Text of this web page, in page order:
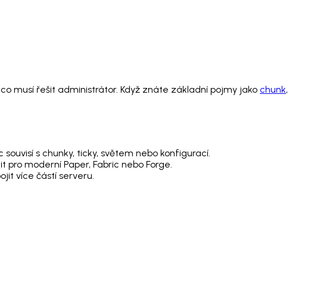
musí řešit administrátor. Když znáte základní pojmy jako chunk,
s chunky, ticky, světem nebo konfigurací.
moderní Paper, Fabric nebo Forge.
více částí serveru.